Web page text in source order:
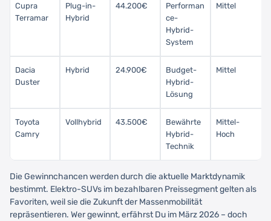
Cupra
Terramar
Plug-in-
Hybrid
44.200€
Performan
ce-
Hybrid-
System
Mittel
Dacia
Duster
Hybrid 24.900€
Budget-
Hybrid-
Lösung
Mittel
Toyota
Camry
Vollhybrid 43.500€
Bewährte
Hybrid-
Technik
Mittel-
Hoch
Die Gewinnchancen werden durch die aktuelle Marktdynamik
bestimmt. Elektro-SUVs im bezahlbaren Preissegment gelten als
Favoriten, weil sie die Zukunft der Massenmobilität
repräsentieren. Wer gewinnt, erfährst Du im März 2026 – doch